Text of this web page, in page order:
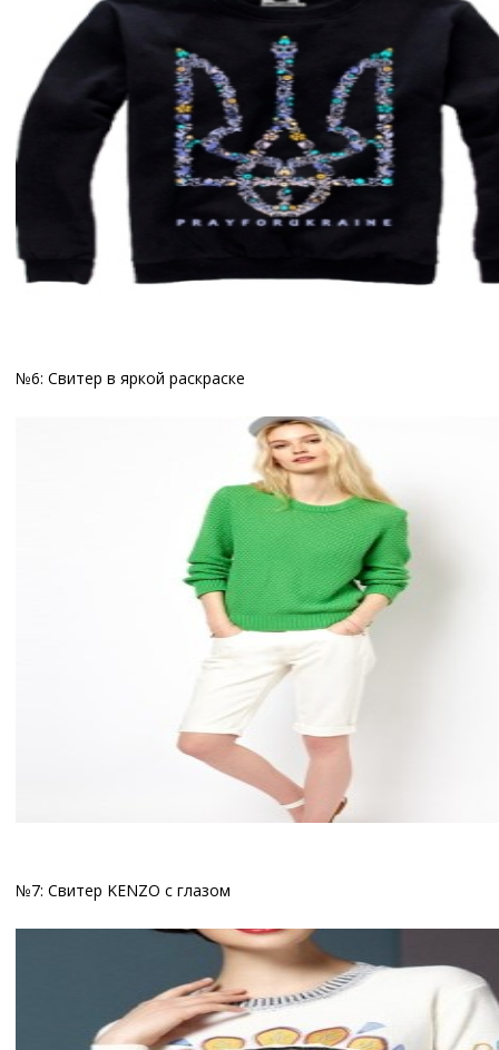
№6: Свитер в яркой раскраске
№7: Свитер KENZO с глазом